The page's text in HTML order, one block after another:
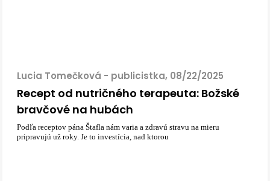
Lucia Tomečková - publicistka, 08/22/2025
Recept od nutričného terapeuta: Božské
bravčové na hubách
Podľa receptov pána Štafla nám varia a zdravú stravu na mieru
pripravujú už roky. Je to investícia, nad ktorou